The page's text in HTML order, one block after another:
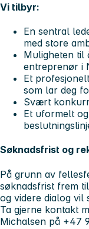
Vi tilbyr:
En sentral
med store
Muligheten til
entreprenør i
Et
som lar deg
Svært
Et uformelt
Søknadsfrist og
På grunn av
søknadsfrist frem
og videre dialog vil
Ta gjerne kontakt
Michalsen på +47